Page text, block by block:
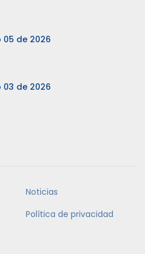
05 de 2026
03 de 2026
Noticias
Política de privacidad